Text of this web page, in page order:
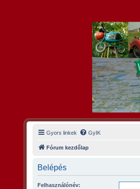
Gyors linkek GyIK
Fórum kezdőlap
Belépés
Felhasználónév: